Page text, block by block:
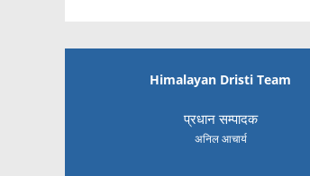
Himalayan Dristi Team
प्रधान सम्पादक
अनिल आचार्य